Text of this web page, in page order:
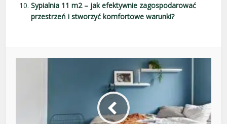
Sypialnia 11 m2 – jak efektywnie zagospodarować
przestrzeń i stworzyć komfortowe warunki?